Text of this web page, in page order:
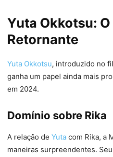
Yuta Okkotsu:
Retornante
Yuta Okkotsu, introduzido no
ganha um papel ainda mais
em 2024.
Domínio sobre Rika
A relação de Yuta com Rika, a
maneiras surpreendentes.